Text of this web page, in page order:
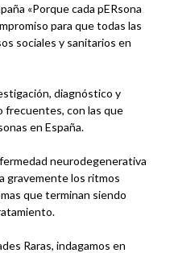
«Porque cada pERsona
para que todas las
sociales y sanitarios en
diagnóstico y
frecuentes, con las que
en España.
neurodegenerativa
gravemente los ritmos
que terminan siendo
Raras, indagamos en